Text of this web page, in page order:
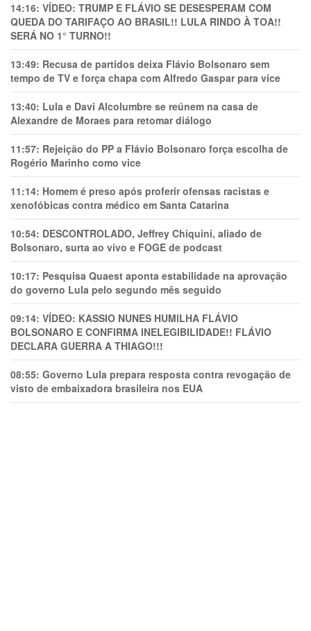
14:16: VÍDEO: TRUMP E FLÁVIO SE DESESPERAM COM
QUEDA DO TARIFAÇO AO BRASIL!! LULA RINDO À TOA!!
SERÁ NO 1° TURNO!!
13:49: Recusa de partidos deixa Flávio Bolsonaro sem
tempo de TV e força chapa com Alfredo Gaspar para vice
13:40: Lula e Davi Alcolumbre se reúnem na casa de
Alexandre de Moraes para retomar diálogo
11:57: Rejeição do PP a Flávio Bolsonaro força escolha de
Rogério Marinho como vice
11:14: Homem é preso após proferir ofensas racistas e
xenofóbicas contra médico em Santa Catarina
10:54: DESCONTROLADO, Jeffrey Chiquini, aliado de
Bolsonaro, surta ao vivo e FOGE de podcast
10:17: Pesquisa Quaest aponta estabilidade na aprovação
do governo Lula pelo segundo mês seguido
09:14: VÍDEO: KASSIO NUNES HUMlLHA FLÁVIO
BOLSONARO E CONFIRMA INELEGIBILIDADE!! FLÁVIO
DECLARA GUERRA A THIAGO!!!
08:55: Governo Lula prepara resposta contra revogação de
visto de embaixadora brasileira nos EUA